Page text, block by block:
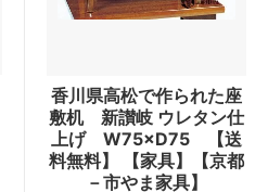
香川県高松で作られた座
敷机 新讃岐 ウレタン仕
上げ W75×D75 【送
料無料】 【家具】【京都
－市やま家具】